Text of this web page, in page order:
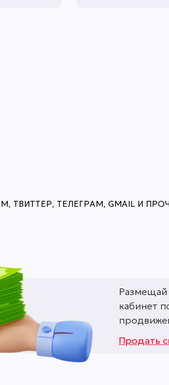
вопроса.
товара, Вы соглашаетесь что полностью
без уведомления
ТЕЛЕГРАМ, GMAIL И
Размещай
кабинет
Продать